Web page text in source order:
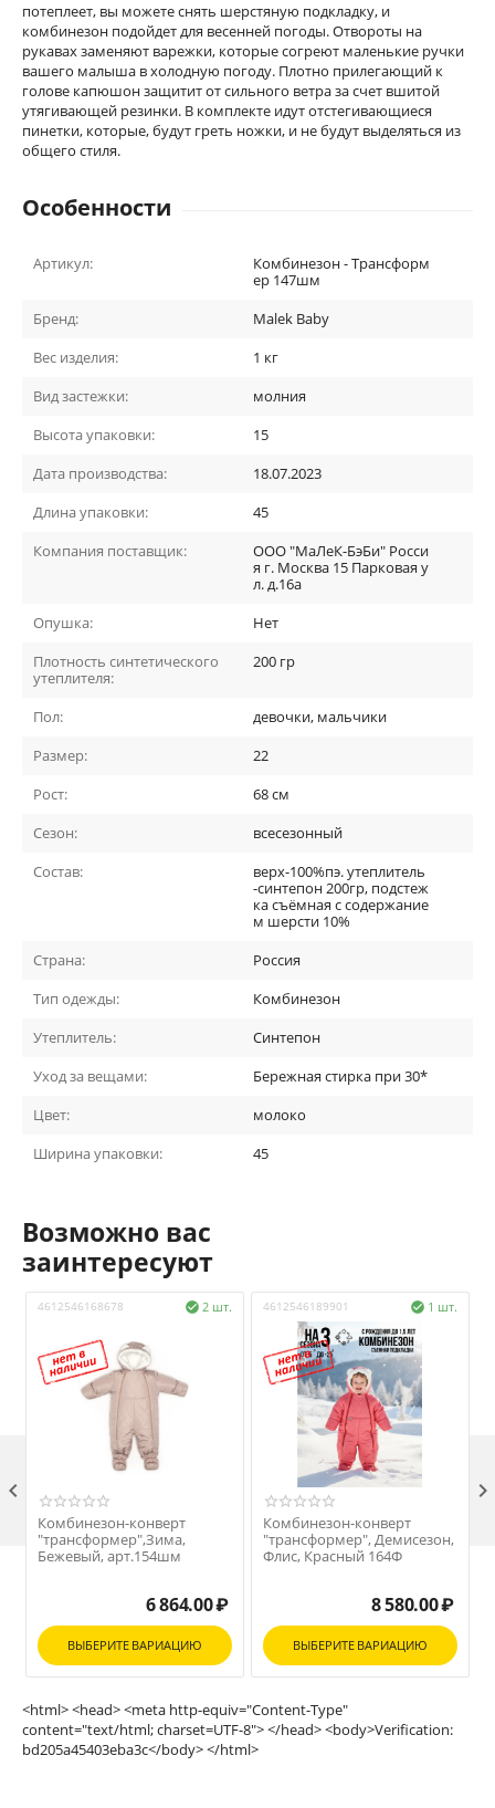
потеплеет, вы можете снять шерстяную подкладку, и
комбинезон подойдет для весенней погоды. Отвороты на
рукавах заменяют варежки, которые согреют маленькие ручки
вашего малыша в холодную погоду. Плотно прилегающий к
голове капюшон защитит от сильного ветра за счет вшитой
утягивающей резинки. В комплекте идут отстегивающиеся
пинетки, которые, будут греть ножки, и не будут выделяться из
общего стиля.
Особенности
Артикул:
Комбинезон - Трансформ
ер 147шм
Бренд:
Malek Baby
Вес изделия:
1 кг
Вид застежки:
молния
Высота упаковки:
15
Дата производства:
18.07.2023
Длина упаковки:
45
Компания поставщик:
ООО "МаЛеК-БэБи" Росси
я г. Москва 15 Парковая у
л. д.16а
Опушка:
Нет
Плотность синтетического
утеплителя:
200 гр
Пол:
девочки, мальчики
Размер:
22
Рост:
68 см
Сезон:
всесезонный
Состав:
верх-100%пэ. утеплитель
-синтепон 200гр, подстеж
ка съёмная с содержание
м шерсти 10%
Страна:
Россия
Тип одежды:
Комбинезон
Утеплитель:
Синтепон
Уход за вещами:
Бережная стирка при 30*
Цвет:
молоко
Ширина упаковки:
45
Возможно вас
заинтересуют
4612546168678 2 шт.

Комбинезон-конверт
"трансформер",Зима,
Бежевый, арт.154шм
6 864.00₽
ВЫБЕРИТЕ ВАРИАЦИЮ
4612546189901 1 шт.

Комбинезон-конверт
"трансформер", Демисезон,
Флис, Красный 164Ф
8 580.00₽
ВЫБЕРИТЕ ВАРИАЦИЮ
 
<html> <head> <meta http-equiv="Content-Type"
content="text/html; charset=UTF-8"> </head> <body>Verification:
bd205a45403eba3c</body> </html>